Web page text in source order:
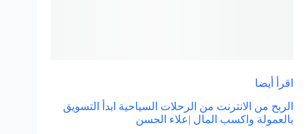
اقرأ أيضا
الربح من الانترنت من الرحلات السياحية ابدأ التسويق
بالعمولة واكسب المال |علاء الحسن